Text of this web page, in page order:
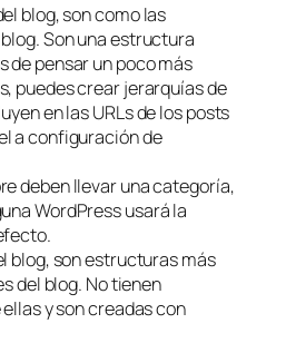
blog, son como las
Son una estructura
de pensar un poco más
puedes crear jerarquías de
en las URLs de los posts
a configuración de
deben llevar una categoría,
WordPress usará la
blog, son estructuras más
del blog. No tienen
y son creadas con